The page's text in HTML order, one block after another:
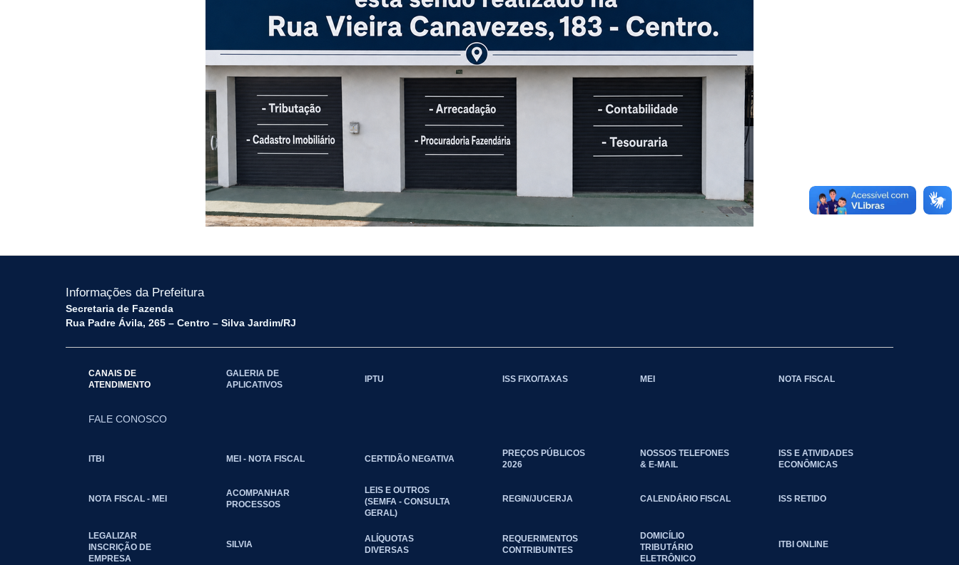
Informações da Prefeitura
Secretaria de Fazenda
Rua Padre Ávila, 265 – Centro – Silva Jardim/RJ
CANAIS DE
ATENDIMENTO
FALE CONOSCO
GALERIA DE
APLICATIVOS
IPTU ISS FIXO/TAXAS MEI NOTA FISCAL
ITBI MEI - NOTA FISCAL CERTIDÃO NEGATIVA
PREÇOS PÚBLICOS
2026
NOSSOS TELEFONES
& E-MAIL
ISS E ATIVIDADES
ECONÔMICAS
NOTA FISCAL - MEI
ACOMPANHAR
PROCESSOS
LEIS E OUTROS
(SEMFA - CONSULTA
GERAL)
REGIN/JUCERJA CALENDÁRIO FISCAL ISS RETIDO
LEGALIZAR
INSCRIÇÃO DE
EMPRESA
SILVIA
ALÍQUOTAS
DIVERSAS
REQUERIMENTOS
CONTRIBUINTES
DOMICÍLIO
TRIBUTÁRIO
ELETRÔNICO
ITBI ONLINE